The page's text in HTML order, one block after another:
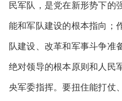
民军队，是党在新形势下的
能和军队建设的根本指向；
队建设、改革和军事斗争准
绝对领导的根本原则和人民
央军委指挥。要扭住能打仗